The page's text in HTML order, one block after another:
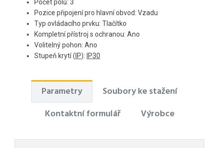
Počet pólů: 3
Pozice připojení pro hlavní obvod: Vzadu
Typ ovládacího prvku: Tlačítko
Kompletní přístroj s ochranou: Ano
Volitelný pohon: Ano
Stupeň krytí ( IP): IP30
Parametry
Soubory ke stažení
Kontaktní formulář
Výrobce